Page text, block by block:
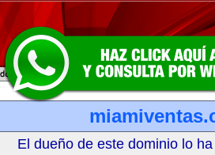
El dueño de este dominio lo